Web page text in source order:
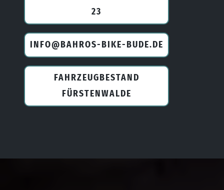
3
INFO@BAHROS-BIKE-BUDE.DE
FAHRZEUGBESTAND
FÜRSTENWALDE